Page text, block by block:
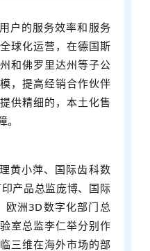
的服务效率和服务
球化运营，在德国斯
和佛罗里达州等子公
，提高经销合作伙伴
供精细的，本土化售
小萍、国际齿科数
产品总监庞博、国际
欧洲3D数字化部门总
室总监李仁举分别作
三维在海外市场的部